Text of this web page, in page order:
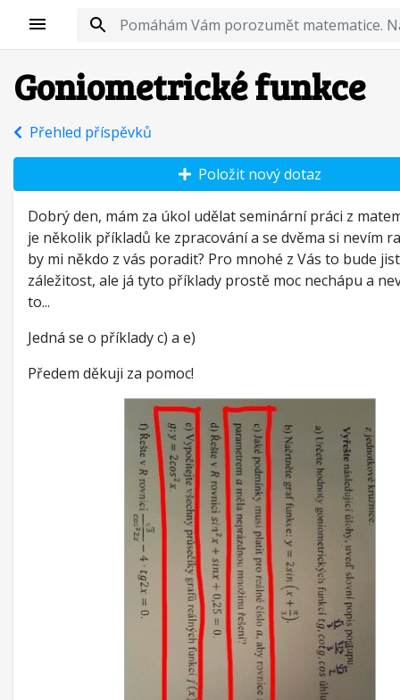
Goniometrické funkce
Přehled příspěvků
Dobrý den, mám za úkol udělat seminární práci z
je několik příkladů ke zpracování a se dvěma si nevím
by mi někdo z vás poradit? Pro mnohé z Vás to bude
záležitost, ale já tyto příklady prostě moc nechápu a
to...
Jedná se o příklady c) a e)
Předem děkuji za pomoc!
Položit nový dotaz